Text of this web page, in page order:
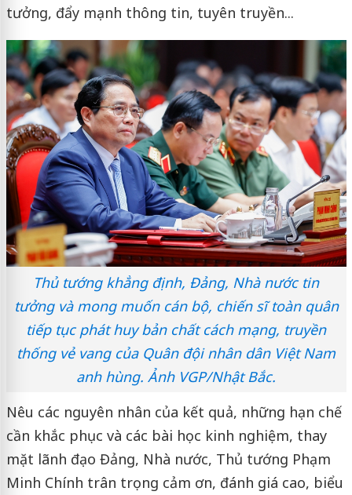
tưởng, đẩy mạnh thông tin, tuyên truyền...
Thủ tướng khẳng định, Đảng, Nhà nước tin
tưởng và mong muốn cán bộ, chiến sĩ toàn quân
tiếp tục phát huy bản chất cách mạng, truyền
thống vẻ vang của Quân đội nhân dân Việt Nam
anh hùng. Ảnh VGP/Nhật Bắc.
Nêu các nguyên nhân của kết quả, những hạn chế
cần khắc phục và các bài học kinh nghiệm, thay
mặt lãnh đạo Đảng, Nhà nước, Thủ tướng Phạm
Minh Chính trân trọng cảm ơn, đánh giá cao, biểu